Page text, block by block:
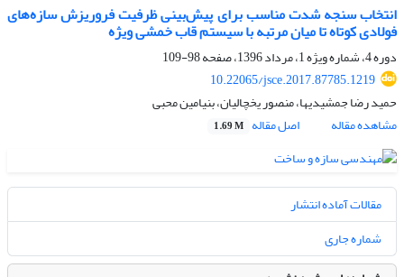
انتخاب سنجه شدت مناسب برای پیش‌بینی ظرفیت فروریزش سازه‌های
فولادی کوتاه تا میان مرتبه با سیستم قاب خمشی ویژه
دوره 4، شماره ویژه 1، مرداد 1396، صفحه
98-109
10.22065/jsce.2017.87785.1219
حمید رضا جمشیدیها، منصور یخچالیان، بنیامین محبی
مشاهده مقاله
اصل مقاله 1.69 M
مقالات آماده انتشار
شماره جاری